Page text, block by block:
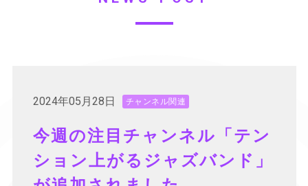
2024年05月28日 チャンネル関連
今週の注目チャンネル「テン
ション上がるジャズバンド」